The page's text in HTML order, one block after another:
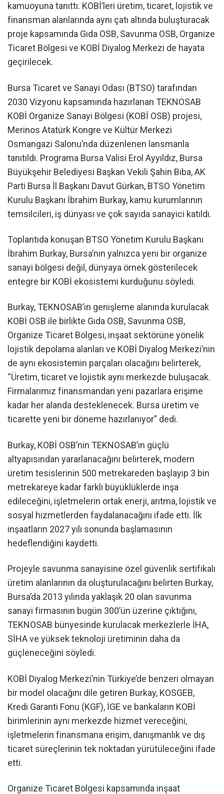
kamuoyuna tanıttı. KOBİ’leri üretim, ticaret, lojistik ve
finansman alanlarında aynı çatı altında buluşturacak
proje kapsamında Gıda OSB, Savunma OSB, Organize
Ticaret Bölgesi ve KOBİ Diyalog Merkezi de hayata
geçirilecek.
Bursa Ticaret ve Sanayi Odası (BTSO) tarafından
2030 Vizyonu kapsamında hazırlanan TEKNOSAB
KOBİ Organize Sanayi Bölgesi (KOBİ OSB) projesi,
Merinos Atatürk Kongre ve Kültür Merkezi
Osmangazi Salonu’nda düzenlenen lansmanla
tanıtıldı. Programa Bursa Valisi Erol Ayyıldız, Bursa
Büyükşehir Belediyesi Başkan Vekili Şahin Biba, AK
Parti Bursa İl Başkanı Davut Gürkan, BTSO Yönetim
Kurulu Başkanı İbrahim Burkay, kamu kurumlarının
temsilcileri, iş dünyası ve çok sayıda sanayici katıldı.
Toplantıda konuşan BTSO Yönetim Kurulu Başkanı
İbrahim Burkay, Bursa’nın yalnızca yeni bir organize
sanayi bölgesi değil, dünyaya örnek gösterilecek
entegre bir KOBİ ekosistemi kurduğunu söyledi.
Burkay, TEKNOSAB’ın genişleme alanında kurulacak
KOBİ OSB ile birlikte Gıda OSB, Savunma OSB,
Organize Ticaret Bölgesi, inşaat sektörüne yönelik
lojistik depolama alanları ve KOBİ Diyalog Merkezi’nin
de aynı ekosistemin parçaları olacağını belirterek,
“Üretim, ticaret ve lojistik aynı merkezde buluşacak.
Firmalarımız finansmandan yeni pazarlara erişime
kadar her alanda desteklenecek. Bursa üretim ve
ticarette yeni bir döneme hazırlanıyor” dedi.
Burkay, KOBİ OSB’nin TEKNOSAB’ın güçlü
altyapısından yararlanacağını belirterek, modern
üretim tesislerinin 500 metrekareden başlayıp 3 bin
metrekareye kadar farklı büyüklüklerde inşa
edileceğini, işletmelerin ortak enerji, arıtma, lojistik ve
sosyal hizmetlerden faydalanacağını ifade etti. İlk
inşaatların 2027 yılı sonunda başlamasının
hedeflendiğini kaydetti.
Projeyle savunma sanayisine özel güvenlik sertifikalı
üretim alanlarının da oluşturulacağını belirten Burkay,
Bursa’da 2013 yılında yaklaşık 20 olan savunma
sanayi firmasının bugün 300’ün üzerine çıktığını,
TEKNOSAB bünyesinde kurulacak merkezlerle İHA,
SİHA ve yüksek teknoloji üretiminin daha da
güçleneceğini söyledi.
KOBİ Diyalog Merkezi’nin Türkiye’de benzeri olmayan
bir model olacağını dile getiren Burkay, KOSGEB,
Kredi Garanti Fonu (KGF), İGE ve bankaların KOBİ
birimlerinin aynı merkezde hizmet vereceğini,
işletmelerin finansmana erişim, danışmanlık ve dış
ticaret süreçlerinin tek noktadan yürütüleceğini ifade
etti.
Organize Ticaret Bölgesi kapsamında inşaat